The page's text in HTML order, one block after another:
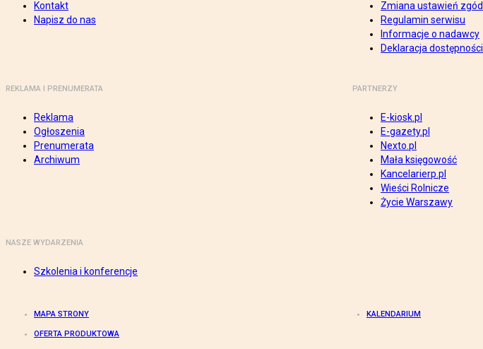
Kontakt
Napisz do nas
Zmiana ustawień zgód
Regulamin serwisu
Informacje o nadawcy
Deklaracja dostępności
REKLAMA I PRENUMERATA
Reklama
Ogłoszenia
Prenumerata
Archiwum
PARTNERZY
E-kiosk.pl
E-gazety.pl
Nexto.pl
Mała księgowość
Kancelarierp.pl
Wieści Rolnicze
Życie Warszawy
NASZE WYDARZENIA
Szkolenia i konferencje
MAPA STRONY KALENDARIUM
OFERTA PRODUKTOWA